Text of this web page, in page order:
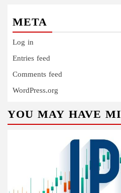
META
Log in
Entries feed
Comments feed
WordPress.org
YOU MAY HAVE